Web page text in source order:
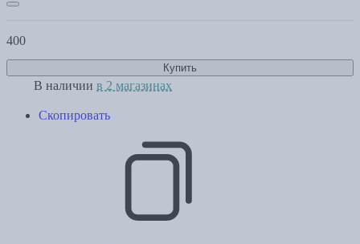
400
Купить
В наличии в 2 магазинах
Скопировать